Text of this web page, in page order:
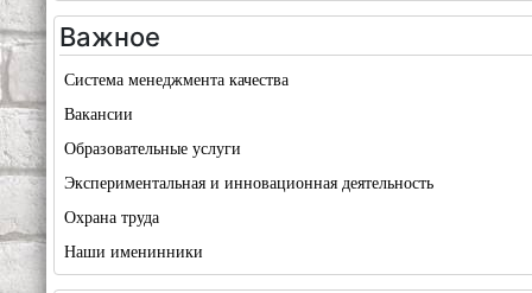
Важное
Система менеджмента качества
Вакансии
Образовательные услуги
Экспериментальная и инновационная деятельность
Охрана труда
Наши именинники